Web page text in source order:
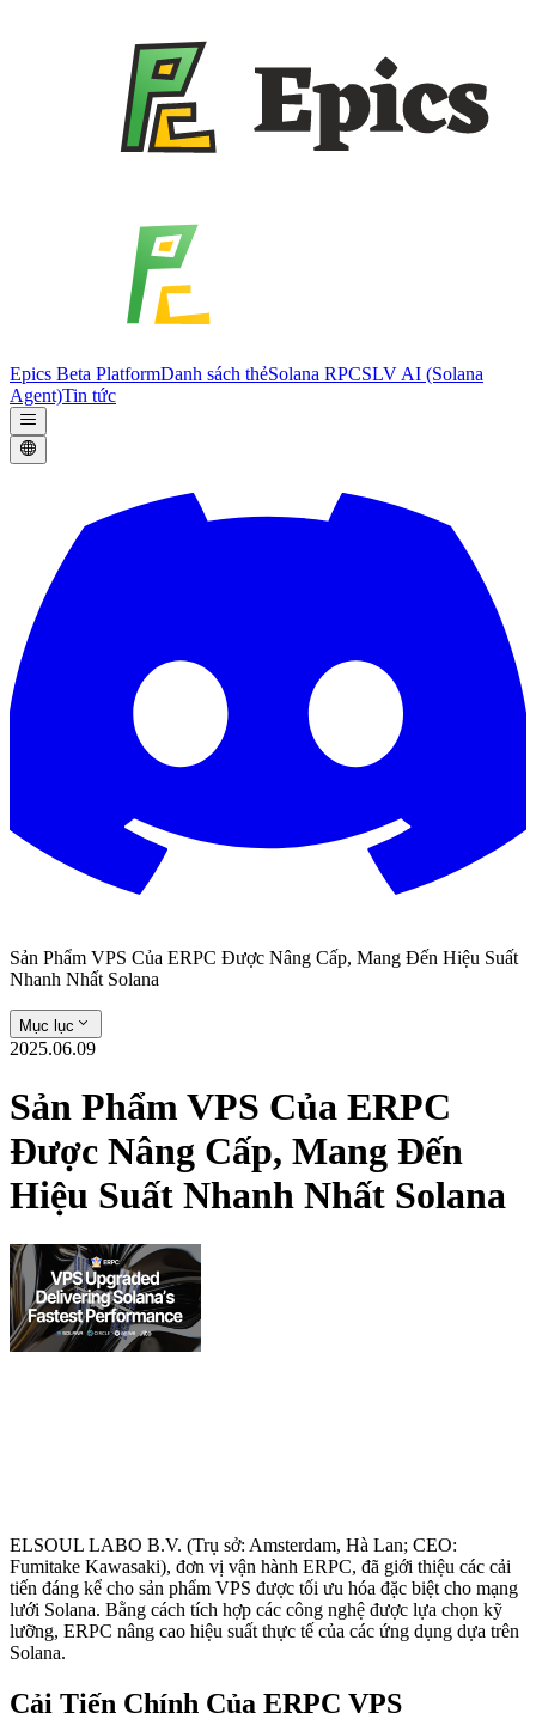
Epics Beta PlatformDanh sách thẻSolana RPCSLV AI (Solana
Agent)Tin tức
Sản Phẩm VPS Của ERPC Được Nâng Cấp, Mang Đến Hiệu Suất
Nhanh Nhất Solana
Mục lục
2025.06.09
Sản Phẩm VPS Của ERPC
Được Nâng Cấp, Mang Đến
Hiệu Suất Nhanh Nhất Solana
ELSOUL LABO B.V. (Trụ sở: Amsterdam, Hà Lan; CEO:
Fumitake Kawasaki), đơn vị vận hành ERPC, đã giới thiệu các cải
tiến đáng kể cho sản phẩm VPS được tối ưu hóa đặc biệt cho mạng
lưới Solana. Bằng cách tích hợp các công nghệ được lựa chọn kỹ
lưỡng, ERPC nâng cao hiệu suất thực tế của các ứng dụng dựa trên
Solana.
Cải Tiến Chính Của ERPC VPS